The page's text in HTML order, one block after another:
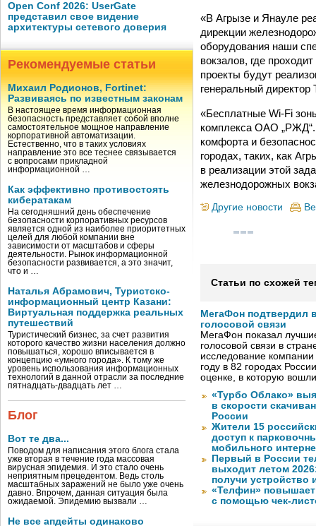
Open Conf 2026: UserGate
представил свое видение
архитектуры сетевого доверия
Рекомендуемые статьи
Михаил Родионов, Fortinet:
Развиваясь по известным законам
В настоящее время информационная
безопасность представляет собой вполне
самостоятельное мощное направление
корпоративной автоматизации.
Естественно, что в таких условиях
направление это все теснее связывается
с вопросами прикладной
информационной …
Как эффективно противостоять
кибератакам
На сегодняшний день обеспечение
безопасности корпоративных ресурсов
является одной из наиболее приоритетных
целей для любой компании вне
зависимости от масштабов и сферы
деятельности. Рынок информационной
безопасности развивается, а это значит,
что и …
Наталья Абрамович, Туристско-
информационный центр Казани:
Виртуальная поддержка реальных
путешествий
Туристический бизнес, за счет развития
которого качество жизни населения должно
повышаться, хорошо вписывается в
концепцию «умного города». К тому же
уровень использования информационных
технологий в данной отрасли за последние
пятнадцать-двадцать лет …
Блог
Вот те два...
Поводом для написания этого блога стала
уже вторая в течение года массовая
вирусная эпидемия. И это стало очень
неприятным прецедентом. Ведь столь
масштабных заражений не было уже очень
давно. Впрочем, данная ситуация была
ожидаемой. Эпидемию вызвали …
Не все апдейты одинаково
«В Агрызе и Янауле
дирекции
оборудования наши
вокзалов, где
проекты будут
генеральный
«Бесплатные Wi-Fi
комплекса ОАО „РЖД“.
комфорта и
городах, таких, как
в реализации этой
железнодорожных
Другие новости
Статьи по схожей
МегаФон подтвердил
голосовой связи
МегаФон показал
голосовой связи в
исследование
году в 82 городах
оценке, в которую
«Турбо Облако»
в скорости
России
Жители 15
доступ к
мобильного
Первый в России
выходит летом
получи устройство
«Телфин» повышает
с помощью чек-